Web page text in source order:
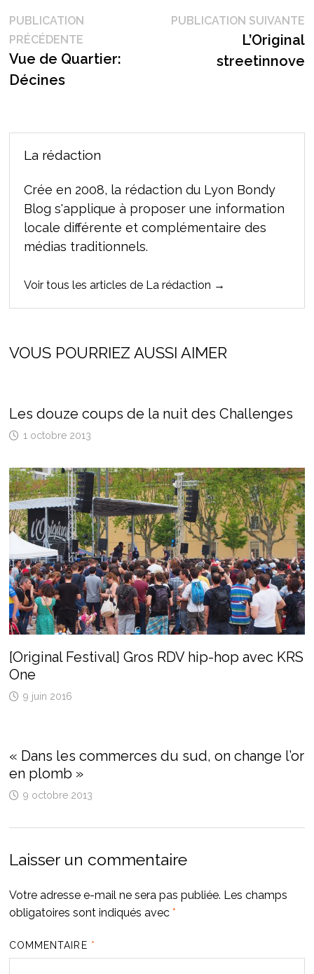
Navigation
de
l’article
PUBLICATION
PRÉCÉDENTEPublication
précédente :
Vue de Quartier:
Décines
PUBLICATION SUIVANTE
L’Original
streetinnove
La rédaction
Crée en 2008, la rédaction du Lyon Bondy
Blog s'applique à proposer une information
locale différente et complémentaire des
médias traditionnels.
Voir tous les articles de La rédaction →
VOUS POURRIEZ AUSSI AIMER
Les douze coups de la nuit des Challenges
1 octobre 2013
[Original Festival] Gros RDV hip-hop avec KRS
One
9 juin 2016
« Dans les commerces du sud, on change l’or
en plomb »
9 octobre 2013
Laisser un commentaire
Votre adresse e-mail ne sera pas publiée. Les champs
obligatoires sont indiqués avec *
COMMENTAIRE *